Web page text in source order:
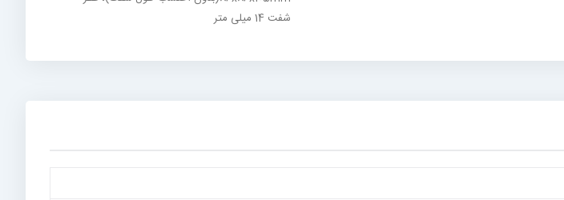
شفت 14 میلی متر